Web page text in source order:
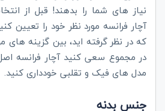
نیاز های شما را بدهند! قبل از
آچار فرانسه مورد نظر خود را تعیین
که در نظر گرفته اید، بین گزینه های
در مجموع سعی کنید آچار فرانسه
مدل های فیک و تقلبی خودداری کنید.
جنس بدنه